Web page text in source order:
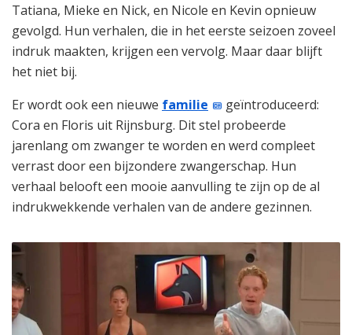
Tatiana, Mieke en Nick, en Nicole en Kevin opnieuw
gevolgd. Hun verhalen, die in het eerste seizoen zoveel
indruk maakten, krijgen een vervolg. Maar daar blijft
het niet bij.
Er wordt ook een nieuwe familie
geïntroduceerd:
Cora en Floris uit Rijnsburg. Dit stel probeerde
jarenlang om zwanger te worden en werd compleet
verrast door een bijzondere zwangerschap. Hun
verhaal belooft een mooie aanvulling te zijn op de al
indrukwekkende verhalen van de andere gezinnen.